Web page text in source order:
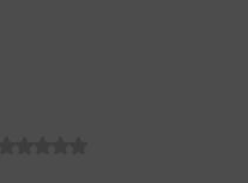
BIOTTA SOK